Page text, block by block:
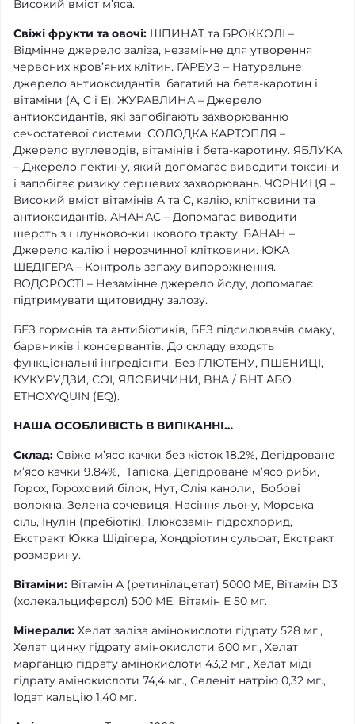
Високий вміст м’яса.
Свіжі фрукти та овочі: ШПИНАТ та БРОККОЛІ –
Відмінне джерело заліза, незамінне для утворення
червоних кров’яних клітин. ГАРБУЗ – Натуральне
джерело антиоксидантів, багатий на бета-каротин і
вітаміни (A, C і E). ЖУРАВЛИНА – Джерело
антиоксидантів, які запобігають захворюванню
сечостатевої системи. СОЛОДКА КАРТОПЛЯ –
Джерело вуглеводів, вітамінів і бета-каротину. ЯБЛУКА
– Джерело пектину, який допомагає виводити токсини
і запобігає ризику серцевих захворювань. ЧОРНИЦЯ –
Високий вміст вітамінів A та C, калію, клітковини та
антиоксидантів. АНАНАС – Допомагає виводити
шерсть з шлунково-кишкового тракту. БАНАН –
Джерело калію і нерозчинної клітковини. ЮКА
ШЕДІГЕРА – Контроль запаху випорожнення.
ВОДОРОСТІ – Незамінне джерело йоду, допомагає
підтримувати щитовидну залозу.
БЕЗ гормонів та антибіотиків, БЕЗ підсилювачів смаку,
барвників і консервантів. До складу входять
функціональні інгредієнти. Без ГЛЮТЕНУ, ПШЕНИЦІ,
КУКУРУДЗИ, СОІ, ЯЛОВИЧИНИ, BHA / BHT АБО
ETHOXYQUIN (EQ).
НАША ОСОБЛИВІСТЬ В ВИПІКАННІ…
Склад: Свіже м’ясо качки без кісток 18.2%, Дегідроване
м’ясо качки 9.84%, Тапіока, Дегідроване м’ясо риби,
Горох, Гороховий білок, Нут, Олія каноли, Бобові
волокна, Зелена сочевиця, Насіння льону, Морська
сіль, Інулін (пребіотік), Глюкозамін гідрохлорид,
Екстракт Юкка Шідігера, Хондріотин сульфат, Екстракт
розмарину.
Вітаміни: Вітамін А (ретинілацетат) 5000 МЕ, Вітамін D3
(холекальциферол) 500 МЕ, Вітамін Е 50 мг.
Мінерали: Хелат заліза амінокислоти гідрату 528 мг.,
Хелат цинку гідрату амінокислоти 600 мг., Хелат
марганцю гідрату амінокислоти 43,2 мг., Хелат міді
гідрату амінокислоти 74,4 мг., Селеніт натрію 0,32 мг.,
Іодат кальцію 1,40 мг.